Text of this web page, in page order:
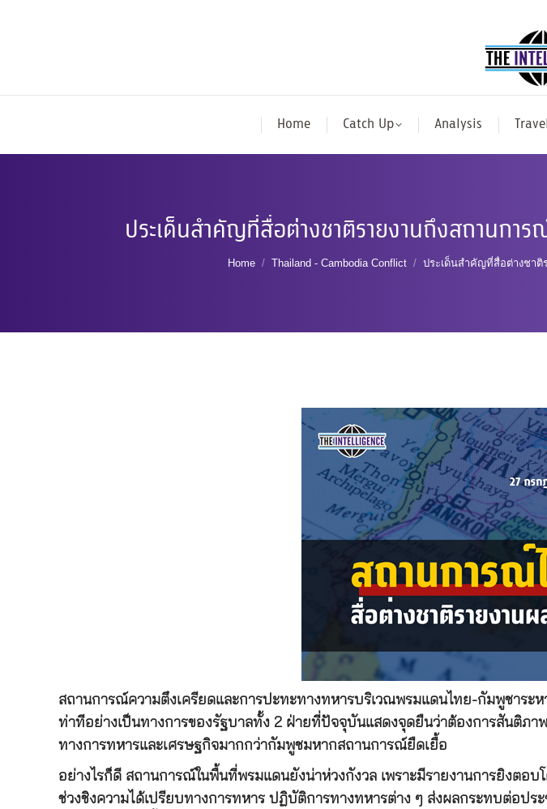
Home Catch Up Analysis
ประเด็นสำคัญที่สื่อต่างชาติรายงานถึงสถานกา
You are here:
Home Thailand - Cambodia Conflict ประเด็นสำคัญที่สื่อต่างชา
สถานการณ์ความตึงเครียดและการปะทะทางทหารบริเวณพรมแดนไทย-กัมพูชาระ
ท่าทีอย่างเป็นทางการของรัฐบาลทั้ง 2 ฝ่ายที่ปัจจุบันแสดงจุดยืนว่าต้องการสันติภา
ทางการทหารและเศรษฐกิจมากกว่ากัมพูชมหากสถานการณ์ยืดเยื้อ
อย่างไรก็ดี สถานการณ์ในพื้นที่พรมแดนยังน่าห่วงกังวล เพราะมีรายงานการยิงตอ
ช่วงชิงความได้เปรียบทางการทหาร ปฏิบัติการทางทหารต่าง ๆ ส่งผลกระทบต่อป